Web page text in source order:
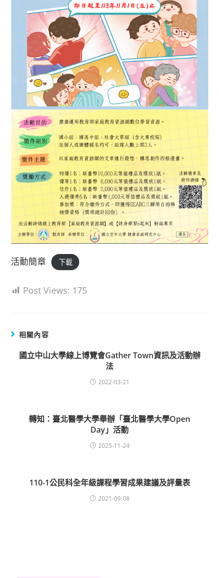
活動簡章 下載
Post Views: 175
相關內容
國立中山大學線上博覽會Gather Town資訊及活動辦
法
2022-03-21
轉知：臺北醫學大學舉辦「臺北醫學大學Open
Day」活動
2025-11-24
110-1公民科全年級課程學習成果建議及評量表
2021-09-08